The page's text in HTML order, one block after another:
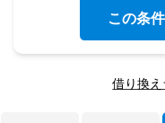
この条
借り換